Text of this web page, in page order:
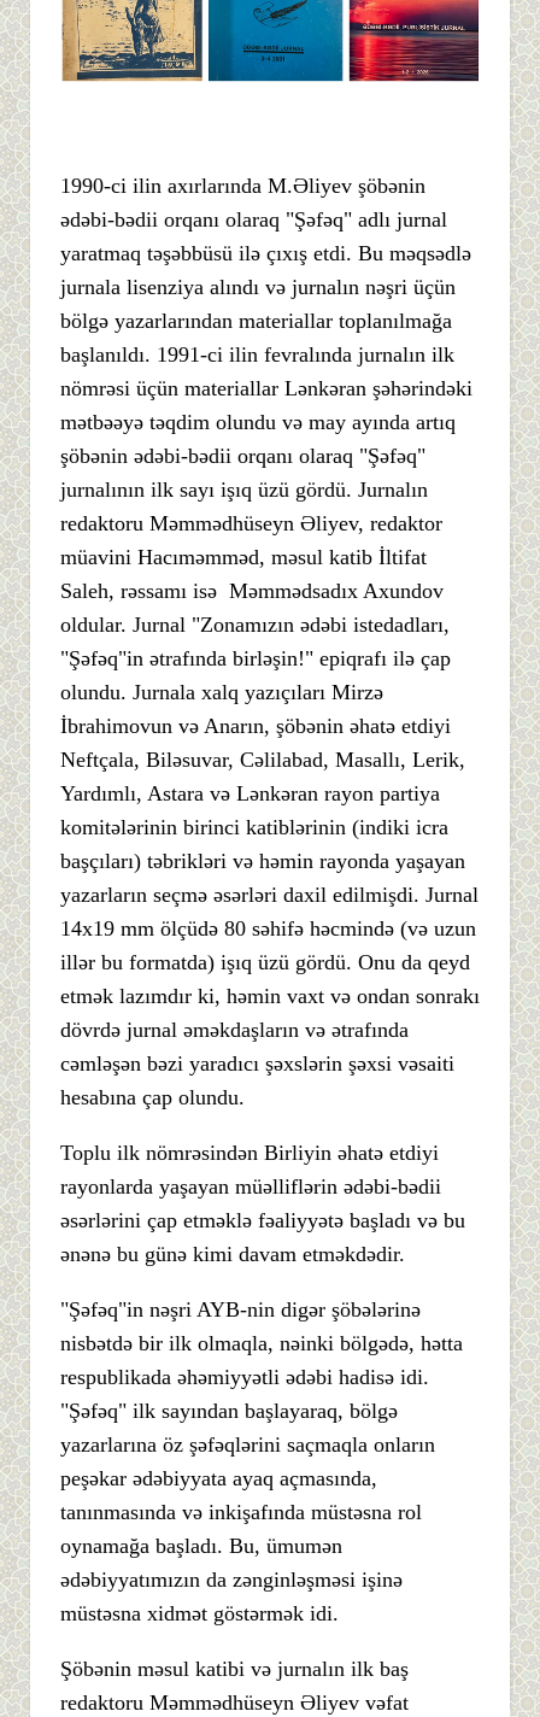
1990-ci ilin axırlarında M.Əliyev şöbənin
ədəbi-bədii orqanı olaraq "Şəfəq" adlı jurnal
yaratmaq təşəbbüsü ilə çıxış etdi. Bu məqsədlə
jurnala lisenziya alındı və jurnalın nəşri üçün
bölgə yazarlarından materiallar toplanılmağa
başlanıldı. 1991-ci ilin fevralında jurnalın ilk
nömrəsi üçün materiallar Lənkəran şəhərindəki
mətbəəyə təqdim olundu və may ayında artıq
şöbənin ədəbi-bədii orqanı olaraq "Şəfəq"
jurnalının ilk sayı işıq üzü gördü. Jurnalın
redaktoru Məmmədhüseyn Əliyev, redaktor
müavini Hacıməmməd, məsul katib İltifat
Saleh, rəssamı isə Məmmədsadıx Axundov
oldular. Jurnal "Zonamızın ədəbi istedadları,
"Şəfəq"in ətrafında birləşin!" epiqrafı ilə çap
olundu. Jurnala xalq yazıçıları Mirzə
İbrahimovun və Anarın, şöbənin əhatə etdiyi
Neftçala, Biləsuvar, Cəlilabad, Masallı, Lerik,
Yardımlı, Astara və Lənkəran rayon partiya
komitələrinin birinci katiblərinin (indiki icra
başçıları) təbrikləri və həmin rayonda yaşayan
yazarların seçmə əsərləri daxil edilmişdi. Jurnal
14x19 mm ölçüdə 80 səhifə həcmində (və uzun
illər bu formatda) işıq üzü gördü. Onu da qeyd
etmək lazımdır ki, həmin vaxt və ondan sonrakı
dövrdə jurnal əməkdaşların və ətrafında
cəmləşən bəzi yaradıcı şəxslərin şəxsi vəsaiti
hesabına çap olundu.
Toplu ilk nömrəsindən Birliyin əhatə etdiyi
rayonlarda yaşayan müəlliflərin ədəbi-bədii
əsərlərini çap etməklə fəaliyyətə başladı və bu
ənənə bu günə kimi davam etməkdədir.
"Şəfəq"in nəşri AYB-nin digər şöbələrinə
nisbətdə bir ilk olmaqla, nəinki bölgədə, hətta
respublikada əhəmiyyətli ədəbi hadisə idi.
"Şəfəq" ilk sayından başlayaraq, bölgə
yazarlarına öz şəfəqlərini saçmaqla onların
peşəkar ədəbiyyata ayaq açmasında,
tanınmasında və inkişafında müstəsna rol
oynamağa başladı. Bu, ümumən
ədəbiyyatımızın da zənginləşməsi işinə
müstəsna xidmət göstərmək idi.
Şöbənin məsul katibi və jurnalın ilk baş
redaktoru Məmmədhüseyn Əliyev vəfat